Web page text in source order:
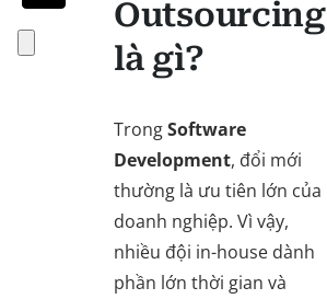
Outsourcing
là gì?
TrongSoftware
Development, đổi mới
thường là ưu tiên lớn của
doanh nghiệp. Vì vậy,
nhiều đội in-house dành
phần lớn thời gian và